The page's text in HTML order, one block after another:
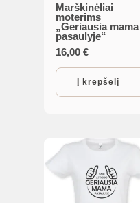
Marškinėliai
moterims
„Geriausia mama
pasaulyje“
16,00€
Į krepšelį